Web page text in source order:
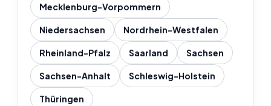
Mecklenburg-Vorpommern
Niedersachsen Nordrhein-Westfalen
Rheinland-Pfalz Saarland Sachsen
Sachsen-Anhalt Schleswig-Holstein
Thüringen